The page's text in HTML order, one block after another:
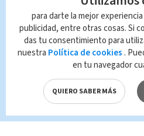
para darte la mejor
publicidad, entre otras cosas. Si
das tu consentimiento para
nuestra Política de cookies .
en tu navegador
QUIERO SABER MÁS